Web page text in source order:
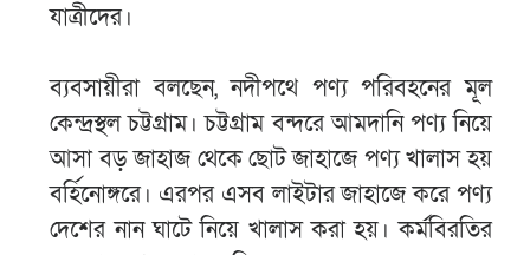
যাত্রীদের।
ব্যবসায়ীরা বলছেন, নদীপথে পণ্য পরিবহনের মূল
কেন্দ্রস্থল চট্টগ্রাম। চট্টগ্রাম বন্দরে আমদানি পণ্য নিয়ে
আসা বড় জাহাজ থেকে ছোট জাহাজে পণ্য খালাস হয়
বর্হিনোঙ্গরে। এরপর এসব লাইটার জাহাজে করে পণ্য
দেশের নান ঘাটে নিয়ে খালাস করা হয়। কর্মবিরতির